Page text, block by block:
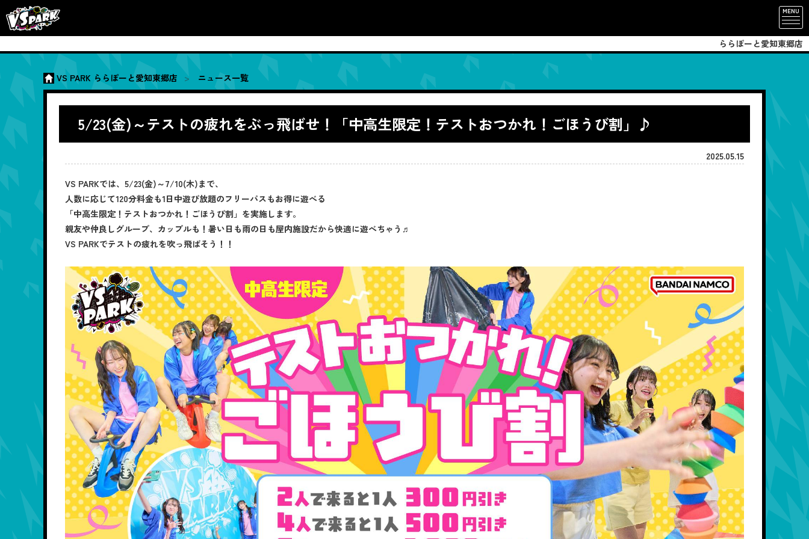
MENU
ららぽーと愛知東郷店
VS PARK ららぽーと愛知東郷店 ニュース一覧
5/23(金)～テストの疲れをぶっ飛ばせ！「中高生限定！テストおつかれ！ごほうび割」♪
2025.05.15
VS PARKでは、5/23(金)～7/10(木)まで、
人数に応じて120分料金も1日中遊び放題のフリーパスもお得に遊べる
「中高生限定！テストおつかれ！ごほうび割」を実施します。
親友や仲良しグループ、カップルも！暑い日も雨の日も屋内施設だから快適に遊べちゃう♬
VS PARKでテストの疲れを吹っ飛ばそう！！